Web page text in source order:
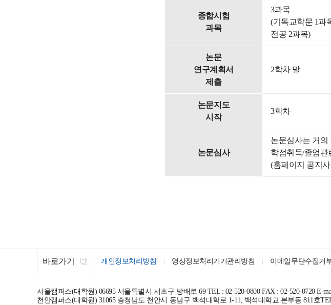
종합시험
과목
3과목
(기독교학문 1과
전공 2과목)
논문
연구계획서
제출
2학차 말
논문지도
시작
3학차
논문심사
논문심사는 거의
학점취득/졸업관
(홈페이지 공지
바로가기 개인정보처리방침 영상정보처리기기관리방침 이메일무단수집거
서울캠퍼스(대학원) 06695 서울특별시 서초구 방배로 69 TEL : 02-520-0800 FAX : 02-520-0720 E-
천안캠퍼스(대학원) 31065 충청남도 천안시 동남구 백석대학로 1-11, 백석대학교 본부동 811호